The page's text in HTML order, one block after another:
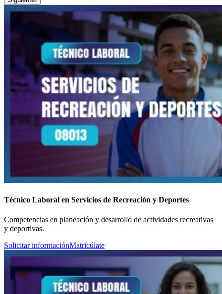
Técnico Laboral en Servicios de Recreación y Deportes
Competencias en planeación y desarrollo de actividades recreativas
y deportivas.
Solicitar informaciónMatricúlate